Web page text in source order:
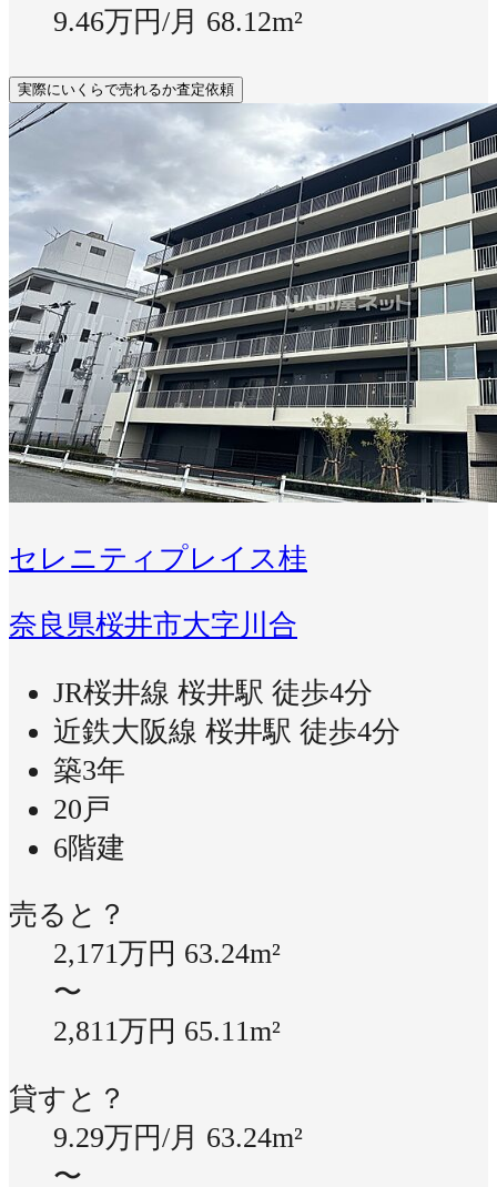
9.46万円/月 68.12m²
実際にいくらで売れるか査定依頼
セレニティプレイス桂
奈良県桜井市大字川合
JR桜井線 桜井駅 徒歩4分
近鉄大阪線 桜井駅 徒歩4分
築3年
20戸
6階建
売ると？
2,171万円 63.24m²
〜
2,811万円 65.11m²
貸すと？
9.29万円/月 63.24m²
〜